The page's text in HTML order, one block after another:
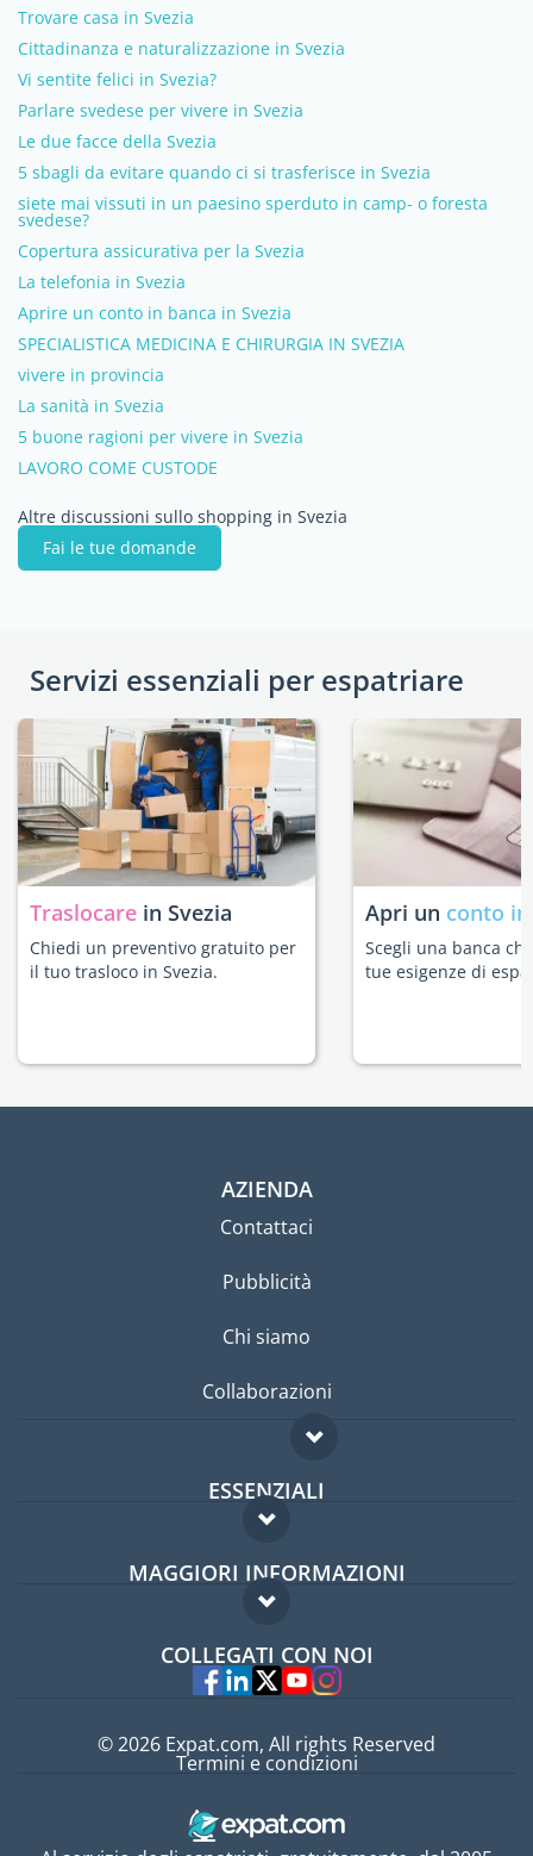
Trovare casa in Svezia
Cittadinanza e naturalizzazione in Svezia
Vi sentite felici in Svezia?
Parlare svedese per vivere in Svezia
Le due facce della Svezia
5 sbagli da evitare quando ci si trasferisce in Svezia
siete mai vissuti in un paesino sperduto in camp- o foresta
svedese?
Copertura assicurativa per la Svezia
La telefonia in Svezia
Aprire un conto in banca in Svezia
SPECIALISTICA MEDICINA E CHIRURGIA IN SVEZIA
vivere in provincia
La sanità in Svezia
5 buone ragioni per vivere in Svezia
LAVORO COME CUSTODE
Altre discussioni sullo shopping in Svezia
Fai le tue domande
Servizi essenziali per espatriare
Traslocare in Svezia
Chiedi un preventivo gratuito per
il tuo trasloco in Svezia.
Apri un conto
Scegli una banca
tue esigenze di
AZIENDA
Contattaci
Pubblicità
Chi siamo
Collaborazioni
ESSENZIALI
Forum per expat
Guida per expat
MAGGIORI INFORMAZIONI
Domande frequenti
Esperti
COLLEGATI CON NOI
© 2026 Expat.com, All rights Reserved
Termini e condizioni